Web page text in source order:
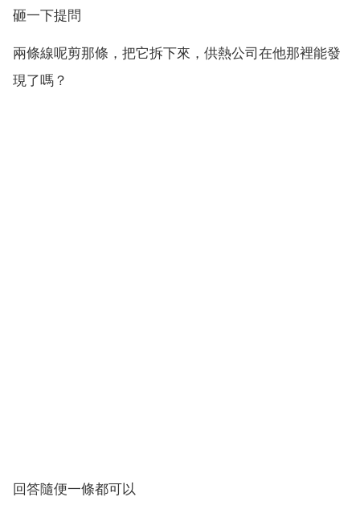
砸一下提問
兩條線呢剪那條，把它拆下來，供熱公司在他那裡能發
現了嗎？
回答隨便一條都可以